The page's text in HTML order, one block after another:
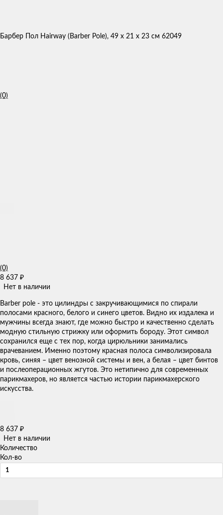
Барбер Пол Hairway (Barber Pole), 49 х 21 х 23 см 62049
(0)
(0)
8 637 ₽
Нет в наличии
Barber pole - это цилиндры с закручивающимися по спирали
полосами красного, белого и синего цветов. Видно их издалека и
мужчины всегда знают, где можно быстро и качественно сделать
модную стильную стрижку или оформить бороду. Этот символ
сохранился еще с тех пор, когда цирюльники занимались
врачеванием. Именно поэтому красная полоса символизировала
кровь, синяя – цвет венозной системы и вен, а белая – цвет бинтов
и послеоперационных жгутов. Это нетипично для современных
парикмахеров, но является частью истории парикмахерского
искусства.
8 637 ₽
Нет в наличии
Количество
Кол-во